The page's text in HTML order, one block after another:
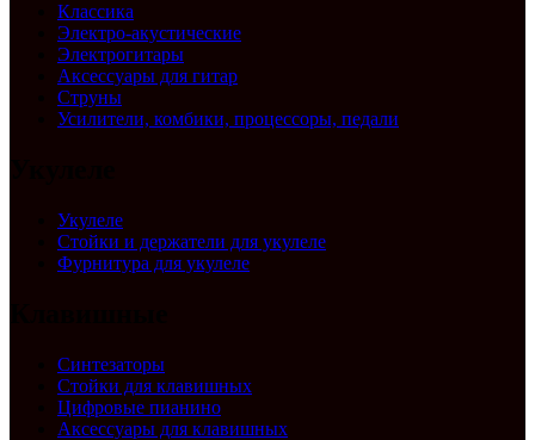
Классика
Электро-акустические
Электрогитары
Аксессуары для гитар
Струны
Усилители, комбики, процессоры, педали
Укулеле
Стойки и держатели для укулеле
Фурнитура для укулеле
Синтезаторы
Стойки для клавишных
Цифровые пианино
Аксессуары для клавишных